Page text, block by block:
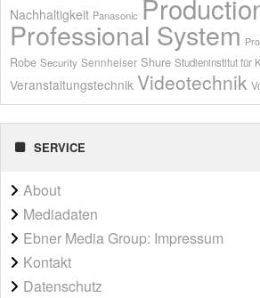
Nachhaltigkeit Panasonic
Professional System
Robe Security Sennheiser Shure Studieninstitut für
Veranstaltungstechnik Videotechnik
SERVICE
About
Mediadaten
Ebner Media Group: Impressum
Kontakt
Datenschutz